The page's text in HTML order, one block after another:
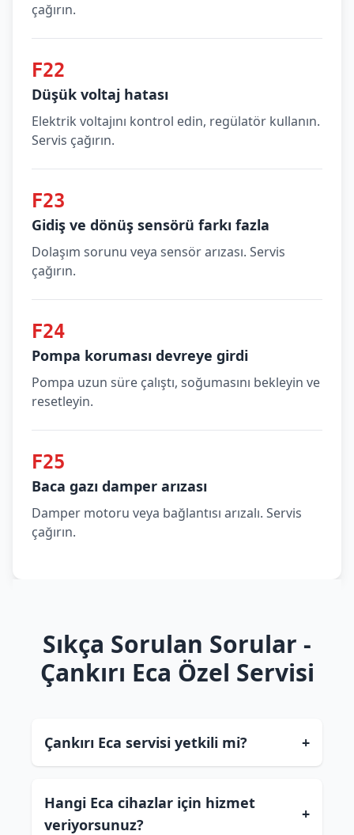
çağırın.
F22
Düşük voltaj hatası
Elektrik voltajını kontrol edin, regülatör kullanın.
Servis çağırın.
F23
Gidiş ve dönüş sensörü farkı fazla
Dolaşım sorunu veya sensör arızası. Servis
çağırın.
F24
Pompa koruması devreye girdi
Pompa uzun süre çalıştı, soğumasını bekleyin ve
resetleyin.
F25
Baca gazı damper arızası
Damper motoru veya bağlantısı arızalı. Servis
çağırın.
Sıkça Sorulan Sorular -
Çankırı Eca Özel Servisi
Çankırı Eca servisi yetkili mi? +
Hangi Eca cihazlar için hizmet
veriyorsunuz?
+